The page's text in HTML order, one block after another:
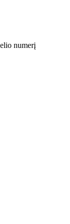
numerį